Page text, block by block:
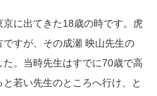
京に出てきた18歳の時です。虎
ですが、その成瀬 映山先生の
。当時先生はすでに70歳で高
若い先生のところへ行け、と